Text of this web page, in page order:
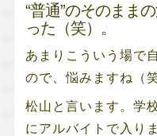
“普通”のそのまま
った（笑）。
あまりこういう場で
ので、悩みますね（
松山と言います。学
にアルバイトで入り